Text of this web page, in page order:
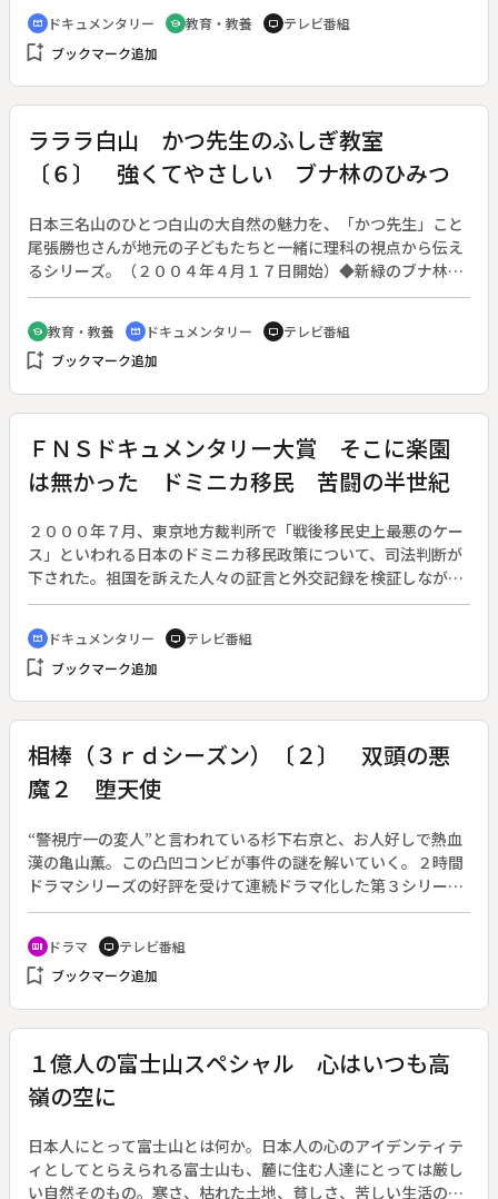
は、お別れの会の様子や杉本氏の業績、人柄をしのぶ。
cinematic_blur ドキュメンタリー school 教育・教養 tv テレビ番組
bookmark_add ブックマーク追加
ラララ白山 かつ先生のふしぎ教室
〔６〕 強くてやさしい ブナ林のひみつ
日本三名山のひとつ白山の大自然の魅力を、「かつ先生」こと
尾張勝也さんが地元の子どもたちと一緒に理科の視点から伝え
るシリーズ。（２００４年４月１７日開始）◆新緑のブナ林を
訪ねる。白山ろくは広大なブナの原生林に囲まれた場所。スギ
の植林などでブナが伐採され激減したものの、集落を見下ろす
山の斜面にはいくつもの小さなブナの森が残っている。「いし
かわの森林５０選」のひとつ、鴇ヶ谷（とがたに）を訪ねた、
に気がつく。ブナの葉は地面に落ちると、虫や微生物によって
ゆっくりと分解されていく。時間をかけてふわふわになった土
をぎゅっと握ると水が滴り落ちてきた。これは分解された土が
雨などを貯えている証。ブナ林が「天然の水がめ」と言われる
ちは実感がわかない様子。そこでかつ先生は傘とタオルを使っ
て説明する。傘を山に見立て、その上にタオルをかぶせて水を
かけていく。水を吸収したタオルからは、長い間、水が垂れて
だ。
school 教育・教養 cinematic_blur ドキュメンタリー tv テレビ番組
bookmark_add ブックマーク追加
ＦＮＳドキュメンタリー大賞 そこに楽園
は無かった ドミニカ移民 苦闘の半世紀
２０００年７月、東京地方裁判所で「戦後移民史上最悪のケー
ス」といわれる日本のドミニカ移民政策について、司法判断が
下された。祖国を訴えた人々の証言と外交記録を検証しなが
ら、原告たちの思い、国が行った移民政策について考える。
◆「カリブの楽園で農地を無償配分」。この日本政府の言葉を
信じ、半世紀前に夢と希望を抱いてドミニカに移住した１３０
０人の日本人。しかし彼らを待ち受けていたのは苦難の日々だ
岩だらけの耕作不適地。さらに当時のドミニカは独裁政権下に
あり、半強制的に収用した土地も多かったため、移民を見る現
地の目は冷たく、政権崩壊時には略奪の対象となった。
cinematic_blur ドキュメンタリー tv テレビ番組
bookmark_add ブックマーク追加
相棒（３ｒｄシーズン）〔２〕 双頭の悪
魔２ 堕天使
“警視庁一の変人”と言われている杉下右京と、お人好しで熱血
漢の亀山薫。この凸凹コンビが事件の謎を解いていく。２時間
ドラマシリーズの好評を受けて連続ドラマ化した第３シリー
ズ。（第３シリーズは２００４年１０月１３日～２００５年３
月２３日、全１９回）◆自殺と見られていた首相補佐官死亡事
件に警察を動かそうと、前法務大臣・瀬戸内が自首してきた。
しかし目的が明かされてしまい、官房長官の朱雀はは警察の人
手袋の線から事件の真相を追う。
recent_actors ドラマ tv テレビ番組
bookmark_add ブックマーク追加
１億人の富士山スペシャル 心はいつも高
嶺の空に
日本人にとって富士山とは何か。日本人の心のアイデンティテ
ィとしてとらえられる富士山も、麓に住む人達にとっては厳し
い自然そのもの。寒さ、枯れた土地、貧しさ、苦しい生活の象